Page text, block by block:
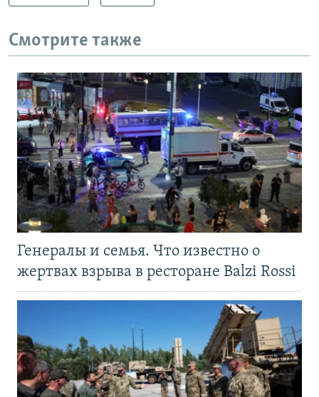
Смотрите также
Генералы и семья. Что известно о
жертвах взрыва в ресторане Balzi Rossi